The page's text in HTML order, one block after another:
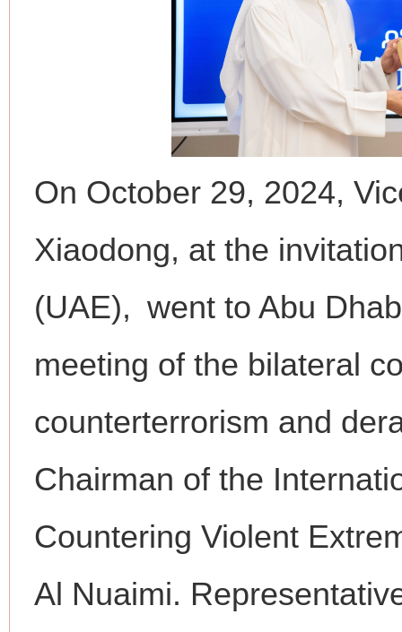
On October 29, 2024,
Xiaodong, at the
(UAE), went to Abu
meeting of the bilateral
counterterrorism and
Chairman of the
Countering Violent
Al Nuaimi.